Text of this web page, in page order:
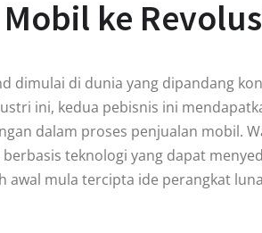
ke
dimulai di dunia yang dipandang
ini, kedua pebisnis ini
dalam proses penjualan mobil.
teknologi yang dapat
awal mula tercipta ide perangkat